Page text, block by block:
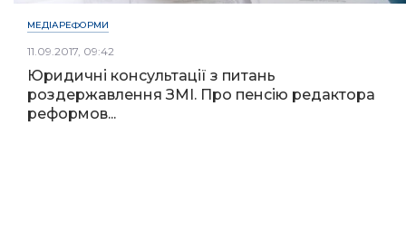
МЕДІАРЕФОРМИ
11.09.2017, 09:42
Юридичні консультації з питань
роздержавлення ЗМІ. Про пенсію редактора
реформов...